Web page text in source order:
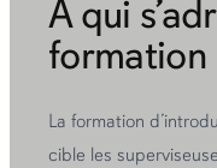
À qui
formation
La formation
cible les